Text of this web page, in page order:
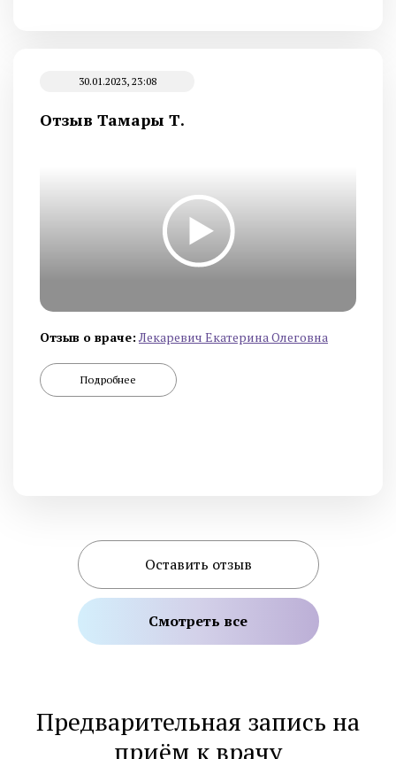
30.01.2023, 23:08
Отзыв Тамары Т.
Отзыв о враче: Лекаревич Екатерина Олеговна
Подробнее
Оставить отзыв
Смотреть все
Предварительная запись на
приём к врачу